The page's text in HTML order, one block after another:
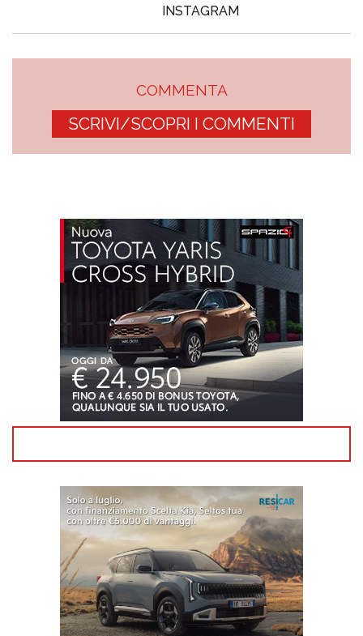
INSTAGRAM
COMMENTA
SCRIVI/SCOPRI I COMMENTI